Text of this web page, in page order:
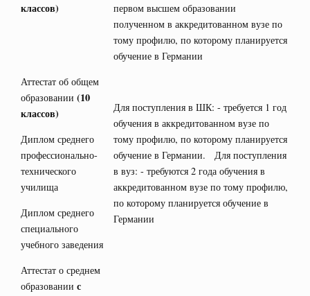
классов)
первом высшем образовании
полученном в аккредитованном вузе по
тому профилю, по которому планируется
обучение в Германии
Аттестат об общем
образовании (10
классов)
Для поступления в ШК: - требуется 1 год
обучения в аккредитованном вузе по
тому профилю, по которому планируется
обучение в Германии. Для поступления
в вуз: - требуются 2 года обучения в
аккредитованном вузе по тому профилю,
по которому планируется обучение в
Германии
Диплом среднего
профессионально-
технического
училища
Диплом среднего
специального
учебного заведения
Аттестат о среднем
образовании с